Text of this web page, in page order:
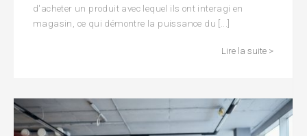
d'acheter un produit avec lequel ils ont interagi en
magasin, ce qui démontre la puissance du [...]
Lire la suite >